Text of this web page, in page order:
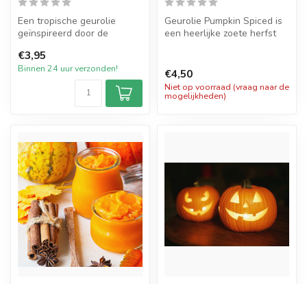
Een tropische geurolie
geïnspireerd door de
cocktail. Sapp...
€3,95
Binnen 24 uur verzonden!
Geurolie Pumpkin Spiced is
een heerlijke zoete herfst
€4,50
Niet op voorraad (vraag naar de
mogelijkheden)